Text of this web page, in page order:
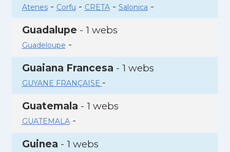
Atenes- Corfu - CRETA- Salonica -
Guadalupe - 1 webs
Guadeloupe -
Guaiana Francesa - 1 webs
GUYANE FRANÇAISE -
Guatemala - 1 webs
GUATEMALA-
Guinea - 1 webs